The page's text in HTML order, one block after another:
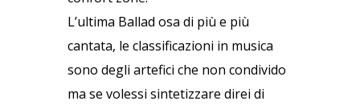
L’ultima Ballad osa di più e più
cantata, le classificazioni in musica
sono degli artefici che non condivido
ma se volessi sintetizzare direi di